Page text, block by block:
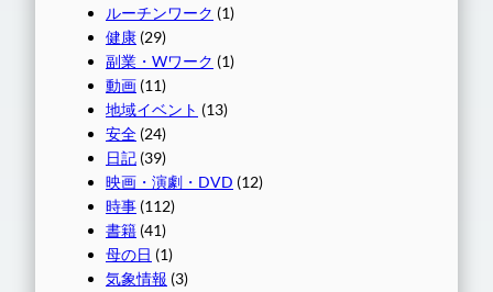
ルーチンワーク (1)
健康 (29)
副業・Wワーク (1)
動画 (11)
地域イベント (13)
安全 (24)
日記 (39)
映画・演劇・DVD (12)
時事 (112)
書籍 (41)
母の日 (1)
気象情報 (3)